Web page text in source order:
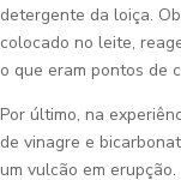
detergente da loiça.
colocado no leite,
o que eram pontos de
Por último, na
de vinagre e
um vulcão em erupção.